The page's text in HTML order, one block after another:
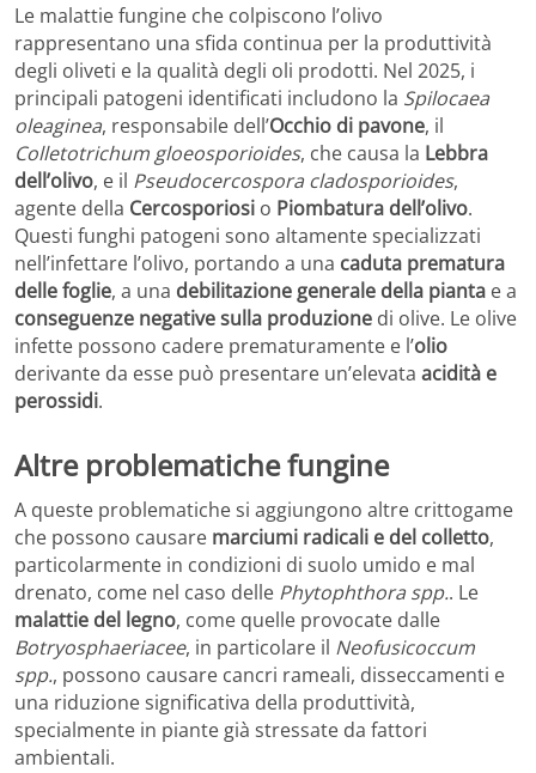
Le malattie fungine che colpiscono l’olivo
rappresentano una sfida continua per la produttività
degli oliveti e la qualità degli oli prodotti. Nel 2025, i
principali patogeni identificati includono la Spilocaea
oleaginea, responsabile dell’Occhio di pavone, il
Colletotrichum gloeosporioides, che causa la Lebbra
dell’olivo, e il Pseudocercospora cladosporioides,
agente della Cercosporiosi o Piombatura dell’olivo.
Questi funghi patogeni sono altamente specializzati
nell’infettare l’olivo, portando a una caduta prematura
delle foglie, a una debilitazione generale della pianta e a
conseguenze negative sulla produzione di olive. Le olive
infette possono cadere prematuramente e l’olio
derivante da esse può presentare un’elevata acidità e
perossidi.
Altre problematiche fungine
A queste problematiche si aggiungono altre crittogame
che possono causare marciumi radicali e del colletto,
particolarmente in condizioni di suolo umido e mal
drenato, come nel caso delle Phytophthora spp.. Le
malattie del legno, come quelle provocate dalle
Botryosphaeriacee, in particolare il Neofusicoccum
spp., possono causare cancri rameali, disseccamenti e
una riduzione significativa della produttività,
specialmente in piante già stressate da fattori
ambientali.